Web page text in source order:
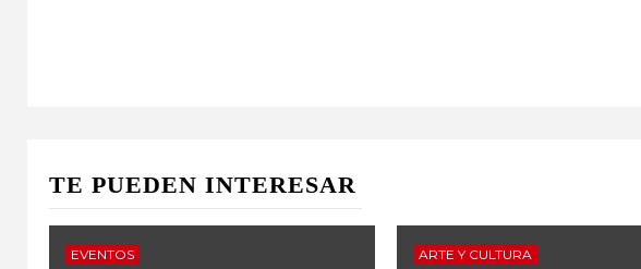
TE PUEDEN INTERESAR
EVENTOS ARTE Y CULTURA